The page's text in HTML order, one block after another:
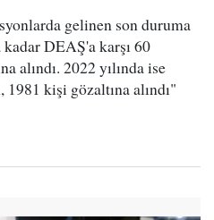
gelinen son duruma
DEAŞ'a karşı 60
alındı. 2022 yılında ise
kişi gözaltına alındı"